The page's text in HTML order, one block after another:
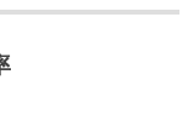
ークフローの標準
て、エンジニアリ